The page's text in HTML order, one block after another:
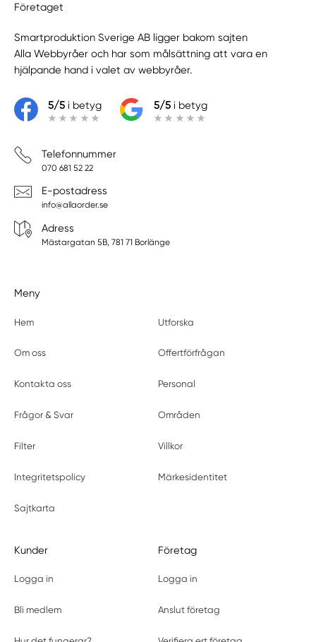
Företaget
Smartproduktion Sverige AB ligger bakom sajten
Alla Webbyråer och har som målsättning att vara en
hjälpande hand i valet av webbyråer.
5/5i betyg 5/5i betyg
Telefonnummer
070 681 52 22
E-postadress
info@allaorder.se
Adress
Mästargatan 5B, 781 71 Borlänge
Meny
Hem Utforska
Om oss Offertförfrågan
Kontakta oss Personal
Frågor & Svar Områden
Filter Villkor
Integritetspolicy Märkesidentitet
Sajtkarta
Kunder
Logga in
Bli medlem
Företag
Logga in
Anslut företag